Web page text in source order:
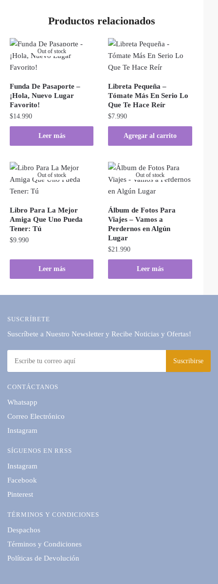
Productos relacionados
Out of stock
Funda De Pasaporte –
¡Hola, Nuevo Lugar
Favorito!
$14.990
Leer más
Libreta Pequeña –
Tómate Más En Serio Lo
Que Te Hace Reír
$7.990
Agregar al carrito
Out of stock
Libro Para La Mejor
Amiga Que Uno Pueda
Tener: Tú
$9.990
Leer más
Out of stock
Álbum de Fotos Para
Viajes – Vamos a
Perdernos en Algún
Lugar
$21.990
Leer más
SUSCRÍBETE
Suscríbete a Nuestro Newsletter y Recibe Noticias y Ofertas!
CONTÁCTANOS
Whatsapp
Correo Electrónico
Instagram
SÍGUENOS EN RRSS
Instagram
Facebook
Pinterest
TÉRMINOS Y CONDICIONES
Despachos
Términos y Condiciones
Políticas de Devolución